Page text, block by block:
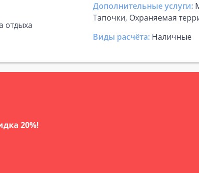
отдыха
Дополнительные услуги:
Тапочки, Охраняемая
Виды расчёта: Наличные
20%!